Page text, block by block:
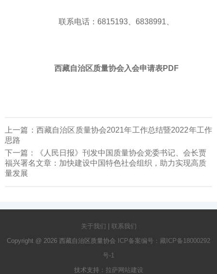
联系电话：6815193、6838991、
西藏自治区质量协会入会申请表PDF
上一篇： 西藏自治区质量协会2021年工作总结暨2022年工作
思路
下一篇：
《人民日报》刊发中国质量协会党委书记、会长贾
福兴署名文章：加快建设中国特色社会组织，助力实现高质
量发展
关于我们 | 联系我们
Copyright @ 2026 西藏自治区质量协会 ICP备案编号：藏ICP备18000292
号-1
技术支持： 拉萨网站建设